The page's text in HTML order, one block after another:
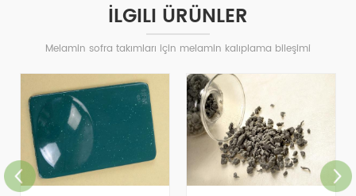
İLGILI ÜRÜNLER
Melamin sofra takımları için melamin kalıplama bileşimi